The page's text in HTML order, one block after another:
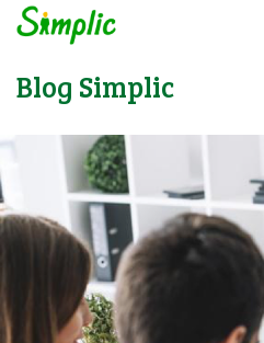
Blog Simplic